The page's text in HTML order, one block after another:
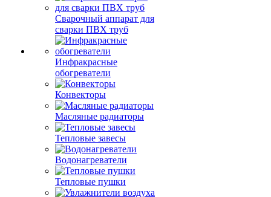
Сварочный аппарат для
сварки ПВХ труб
Инфракрасные
обогреватели
Конвекторы
Масляные радиаторы
Тепловые завесы
Водонагреватели
Тепловые пушки